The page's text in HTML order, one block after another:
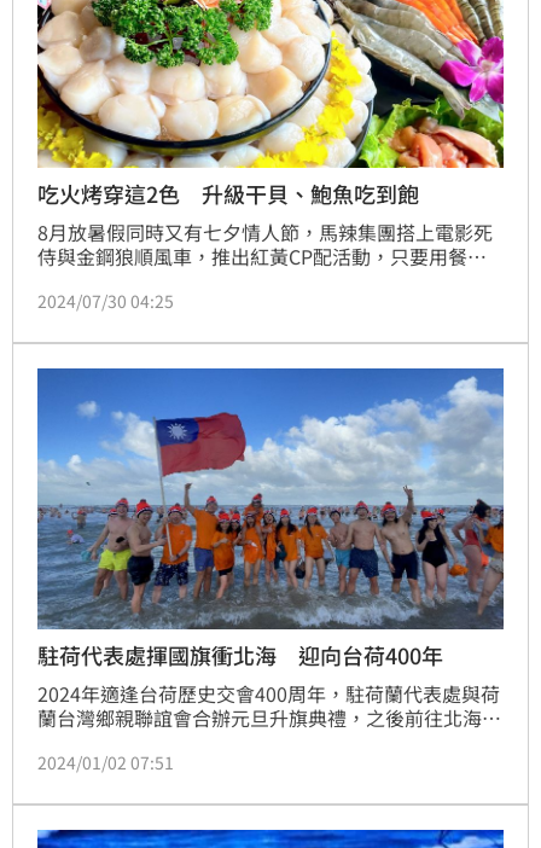
吃火烤穿這2色 升級干貝、鮑魚吃到飽
8月放暑假同時又有七夕情人節，馬辣集團搭上電影死
侍與金鋼狼順風車，推出紅黃CP配活動，只要用餐時
級北海道大帆立貝、九孔鮑魚、美國菲瑞牛肉頂級食材
鼎‧皇上吉祥」用餐，消費滿額爸爸幾歲就送幾隻白
蝦！
2024/07/30 04:25
駐荷代表處揮國旗衝北海 迎向台荷400年
2024年適逢台荷歷史交會400周年，駐荷蘭代表處與荷
蘭台灣鄉親聯誼會合辦元旦升旗典禮，之後前往北海海
焦點。
2024/01/02 07:51